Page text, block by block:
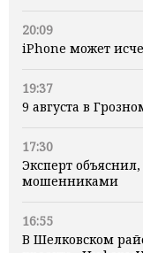
20:09
iPhone может
19:37
9 августа в
17:30
Эксперт
мошенниками
16:55
В Шелковском